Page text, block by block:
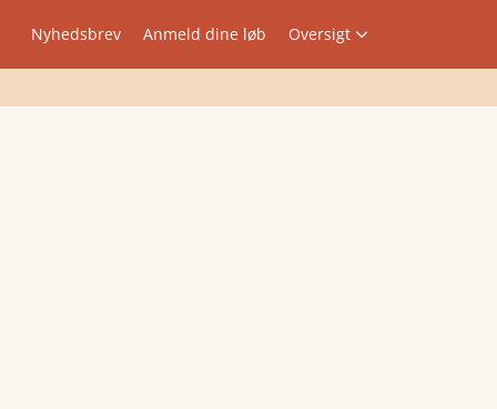
Nyhedsbrev Anmeld dine løb Oversigt